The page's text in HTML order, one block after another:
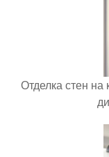
Отделка стен